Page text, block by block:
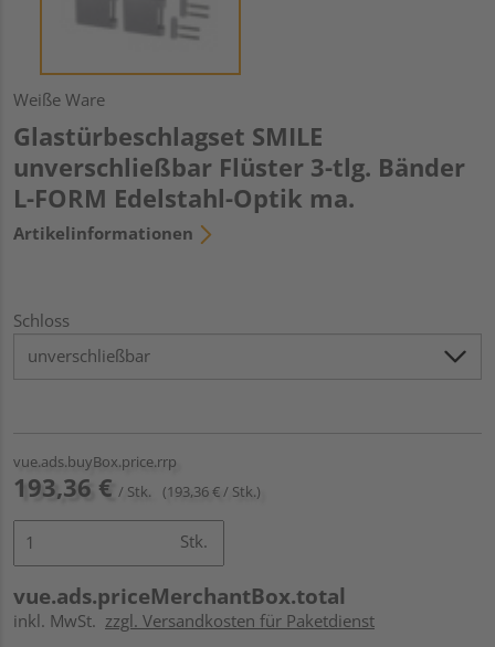
Weiße Ware
Glastürbeschlagset SMILE
unverschließbar Flüster 3-tlg. Bänder
L-FORM Edelstahl-Optik ma.
Artikelinformationen
Schloss
vue.ads.buyBox.price.rrp
193,36 € / Stk. (193,36 € / Stk.)
Stk.
vue.ads.priceMerchantBox.total
inkl. MwSt. zzgl. Versandkosten für Paketdienst